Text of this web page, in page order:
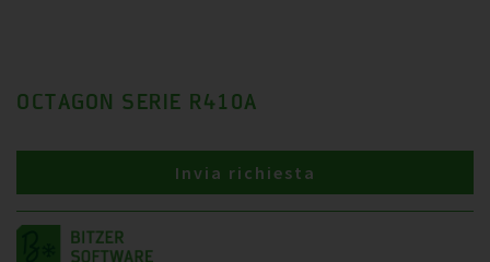
OCTAGON SERIE R410A
Invia richiesta